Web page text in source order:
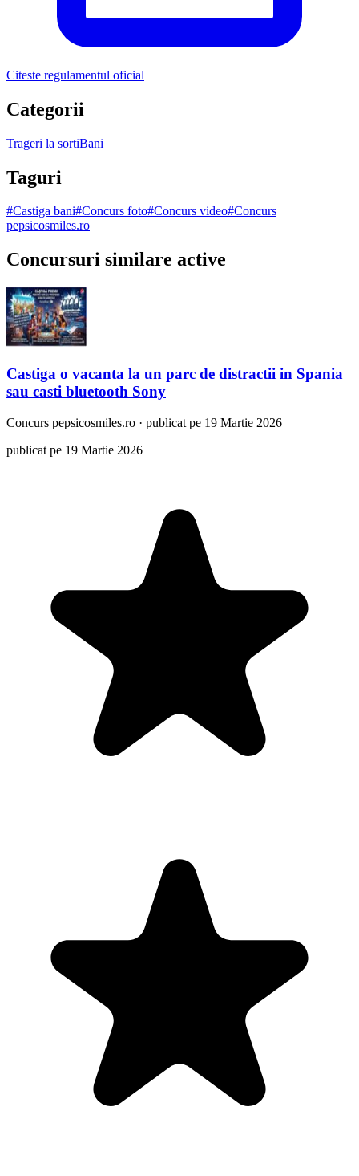
Citeste regulamentul oficial
Categorii
Trageri la sortiBani
Taguri
#Castiga bani#Concurs foto#Concurs video#Concurs
pepsicosmiles.ro
Concursuri similare active
Castiga o vacanta la un parc de distractii in Spania
sau casti bluetooth Sony
Concurs pepsicosmiles.ro · publicat pe 19 Martie 2026
publicat pe 19 Martie 2026